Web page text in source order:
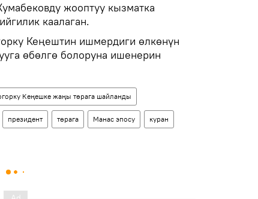
жооптуу кызматка
каалаган.
Кеңештин ишмердиги өлкөнүн
өбөлгө болоруна ишенерин
Кеңешке жаңы төрага шайланды
президент төрага Манас эпосу куран